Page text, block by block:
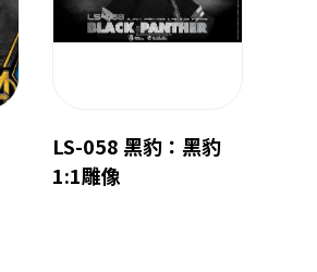
LS-058 黑豹：黑豹
1:1雕像